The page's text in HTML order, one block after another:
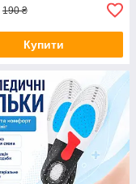
190 ₴
Купити